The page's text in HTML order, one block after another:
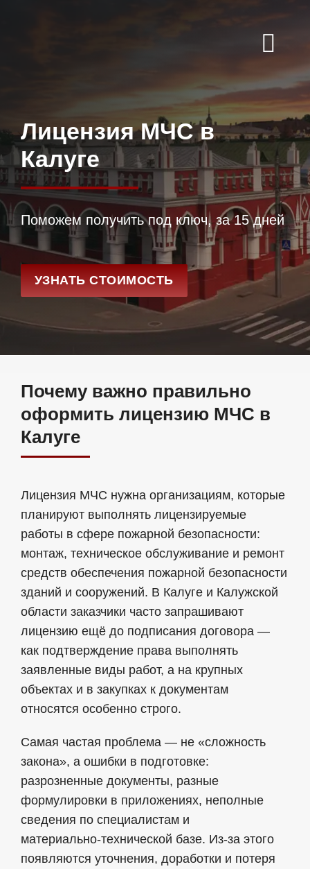
ГЛАВНАЯ
ЛИЦЕНЗИИ
БЛОГ
Лицензия МЧС в
Калуге
Поможем получить под ключ, за 15 дней
УЗНАТЬ СТОИМОСТЬ
Почему важно правильно
оформить лицензию МЧС в
Калуге
Лицензия МЧС нужна организациям, которые
планируют выполнять лицензируемые
работы в сфере пожарной безопасности:
монтаж, техническое обслуживание и ремонт
средств обеспечения пожарной безопасности
зданий и сооружений. В Калуге и Калужской
области заказчики часто запрашивают
лицензию ещё до подписания договора —
как подтверждение права выполнять
заявленные виды работ, а на крупных
объектах и в закупках к документам
относятся особенно строго.
Самая частая проблема — не «сложность
закона», а ошибки в подготовке:
разрозненные документы, разные
формулировки в приложениях, неполные
сведения по специалистам и
материально‑технической базе. Из-за этого
появляются уточнения, доработки и потеря